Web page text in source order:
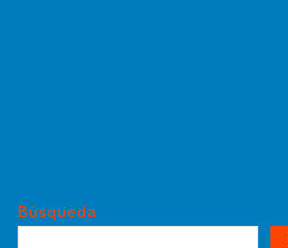
Búsqueda